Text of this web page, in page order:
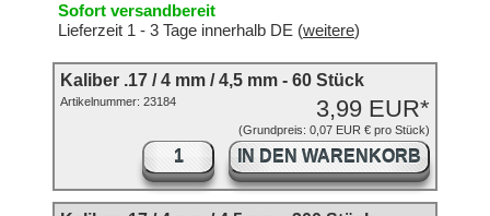
Sofort versandbereit
Lieferzeit 1 - 3 Tage innerhalb DE (weitere)
Kaliber .17 / 4 mm / 4,5 mm - 60 Stück
3,99 EUR*
(Grundpreis: 0,07 EUR € pro Stück)
Artikelnummer: 23184
IN DEN WARENKORB